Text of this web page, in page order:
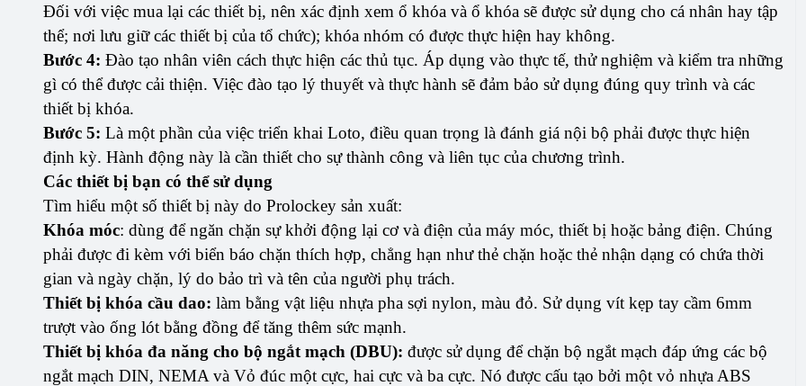
Đối với việc mua lại các thiết bị, nên xác định xem ổ khóa và ổ khóa sẽ được sử dụng cho cá nhân hay tập
thể; nơi lưu giữ các thiết bị của tổ chức); khóa nhóm có được thực hiện hay không.
Bước 4: Đào tạo nhân viên cách thực hiện các thủ tục. Áp dụng vào thực tế, thử nghiệm và kiểm tra những
gì có thể được cải thiện. Việc đào tạo lý thuyết và thực hành sẽ đảm bảo sử dụng đúng quy trình và các
thiết bị khóa.
Bước 5: Là một phần của việc triển khai Loto, điều quan trọng là đánh giá nội bộ phải được thực hiện
định kỳ. Hành động này là cần thiết cho sự thành công và liên tục của chương trình.
Các thiết bị bạn có thể sử dụng
Tìm hiểu một số thiết bị này do Prolockey sản xuất:
Khóa móc: dùng để ngăn chặn sự khởi động lại cơ và điện của máy móc, thiết bị hoặc bảng điện. Chúng
phải được đi kèm với biển báo chặn thích hợp, chẳng hạn như thẻ chặn hoặc thẻ nhận dạng có chứa thời
gian và ngày chặn, lý do bảo trì và tên của người phụ trách.
Thiết bị khóa cầu dao: làm bằng vật liệu nhựa pha sợi nylon, màu đỏ. Sử dụng vít kẹp tay cầm 6mm
trượt vào ống lót bằng đồng để tăng thêm sức mạnh.
Thiết bị khóa đa năng cho bộ ngắt mạch (DBU): được sử dụng để chặn bộ ngắt mạch đáp ứng các bộ
ngắt mạch DIN, NEMA và Vỏ đúc một cực, hai cực và ba cực. Nó được cấu tạo bởi một vỏ nhựa ABS